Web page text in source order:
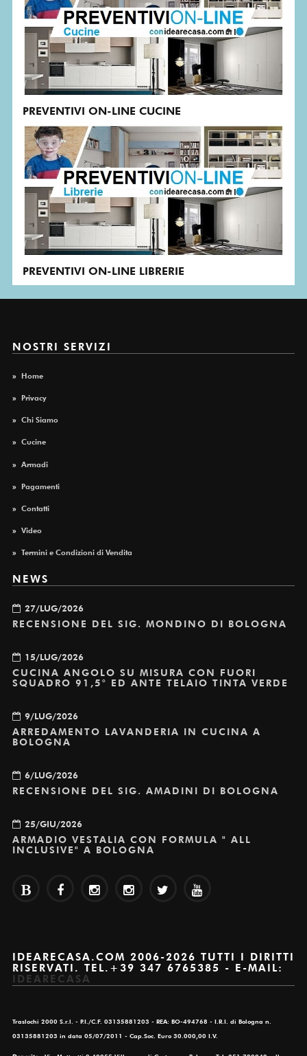
PREVENTIVI ON-LINE CUCINE
PREVENTIVI ON-LINE LIBRERIE
NOSTRI SERVIZI
Home
Privacy
Chi Siamo
» Cucine
Armadi
Pagamenti
Contatti
Video
» Termini e Condizioni di Vendita
NEWS
27/LUG/2026
RECENSIONE DEL SIG. MONDINO DI BOLOGNA
15/LUG/2026
CUCINA ANGOLO SU MISURA CON FUORI
SQUADRO 91,5° ED ANTE TELAIO TINTA VERDE
9/LUG/2026
ARREDAMENTO LAVANDERIA IN CUCINA A
BOLOGNA
6/LUG/2026
RECENSIONE DEL SIG. AMADINI DI BOLOGNA
25/GIU/2026
ARMADIO VESTALIA CON FORMULA " ALL
INCLUSIVE" A BOLOGNA
IDEARECASA.COM 2006-2026 TUTTI I DIRITTI
RISERVATI. TEL.+39 347 6765385 - E-MAIL:
IDEARECASA
Traslochi 2000 S.r.l. - P.I./C.F. 03135881203 - REA: BO-494768 - I.R.I. di Bologna n.
03135881203 in data 05/07/2011 - Cap.Soc. Euro 30.000,00 I.V.